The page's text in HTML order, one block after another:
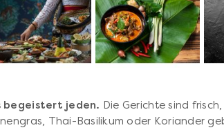
begeistert jeden. Die Gerichte sind
Thai-Basilikum oder Koriander